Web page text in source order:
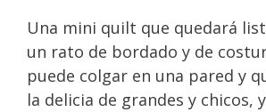
Una mini quilt que quedará
un rato de bordado y de
puede colgar en una pared y
la delicia de grandes y chicos,